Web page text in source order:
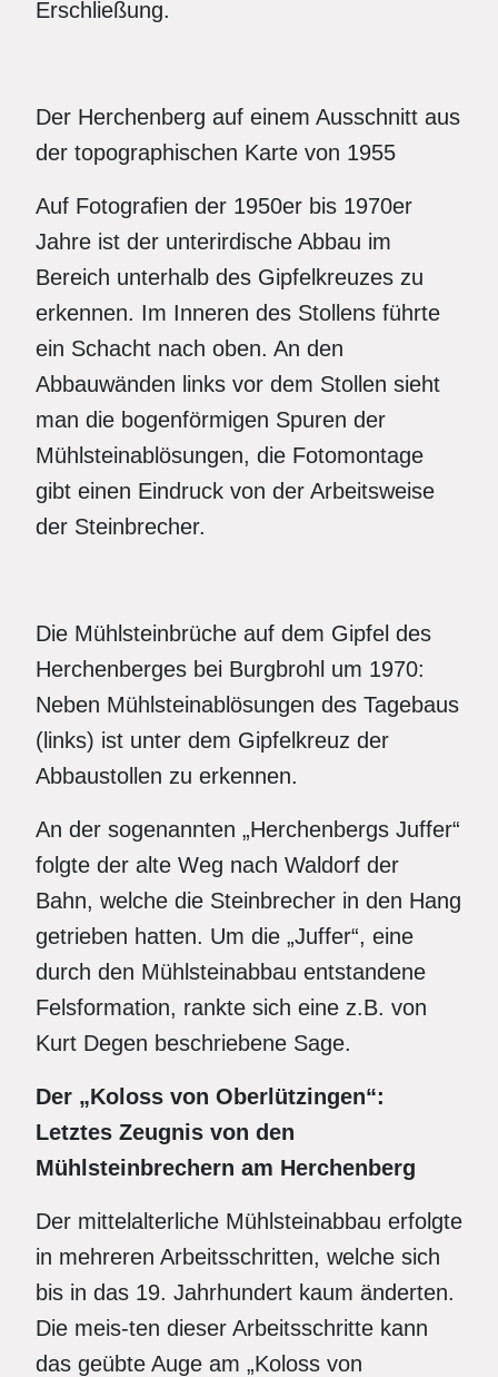
Erschließung.
Der Herchenberg auf einem Ausschnitt aus
der topographischen Karte von 1955
Auf Fotografien der 1950er bis 1970er
Jahre ist der unterirdische Abbau im
Bereich unterhalb des Gipfelkreuzes zu
erkennen. Im Inneren des Stollens führte
ein Schacht nach oben. An den
Abbauwänden links vor dem Stollen sieht
man die bogenförmigen Spuren der
Mühlsteinablösungen, die Fotomontage
gibt einen Eindruck von der Arbeitsweise
der Steinbrecher.
Die Mühlsteinbrüche auf dem Gipfel des
Herchenberges bei Burgbrohl um 1970:
Neben Mühlsteinablösungen des Tagebaus
(links) ist unter dem Gipfelkreuz der
Abbaustollen zu erkennen.
An der sogenannten „Herchenbergs Juffer“
folgte der alte Weg nach Waldorf der
Bahn, welche die Steinbrecher in den Hang
getrieben hatten. Um die „Juffer“, eine
durch den Mühlsteinabbau entstandene
Felsformation, rankte sich eine z.B. von
Kurt Degen beschriebene Sage.
Der „Koloss von Oberlützingen“:
Letztes Zeugnis von den
Mühlsteinbrechern am Herchenberg
Der mittelalterliche Mühlsteinabbau erfolgte
in mehreren Arbeitsschritten, welche sich
bis in das 19. Jahrhundert kaum änderten.
Die meis-ten dieser Arbeitsschritte kann
das geübte Auge am „Koloss von